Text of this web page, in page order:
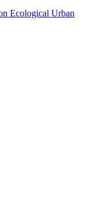
Ecological Urban